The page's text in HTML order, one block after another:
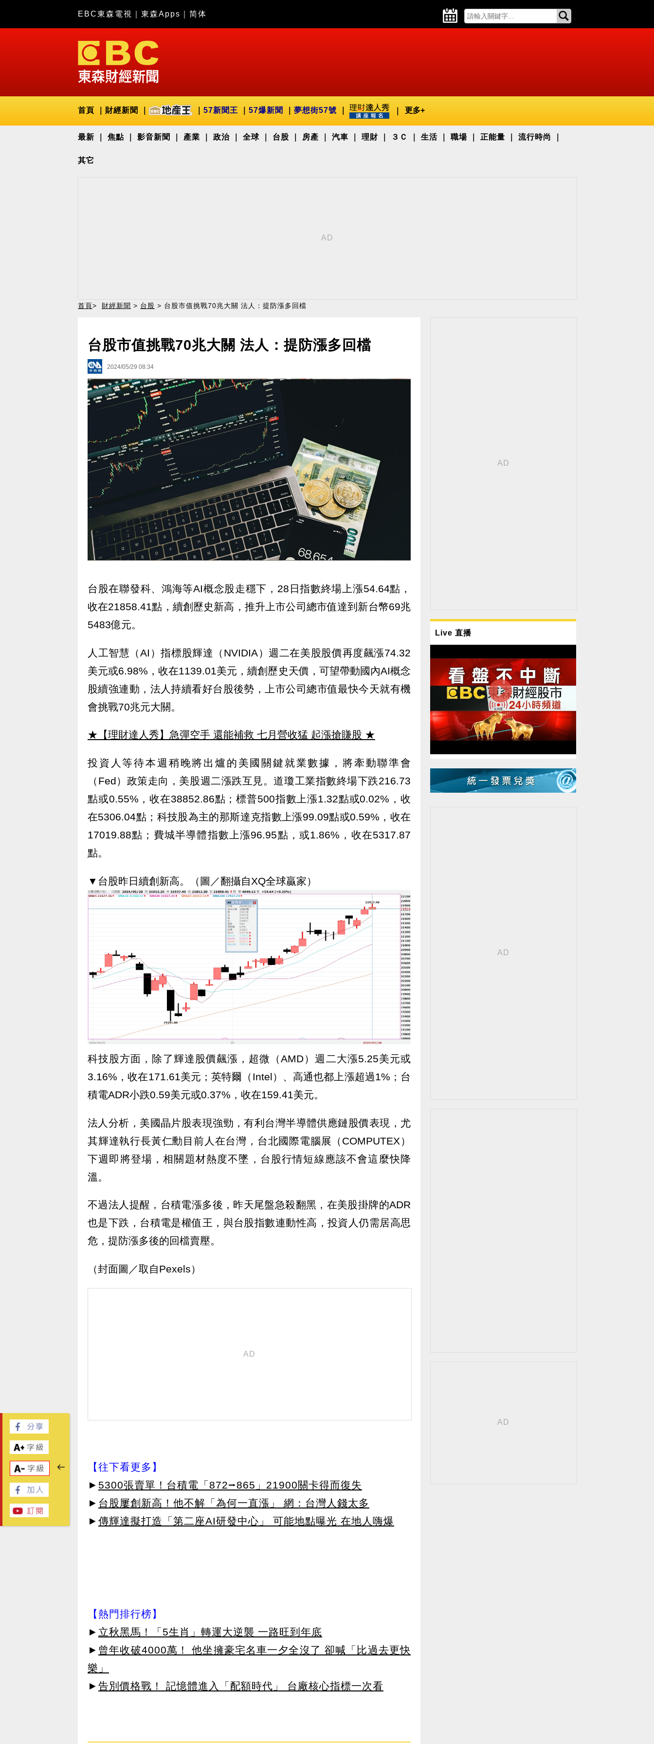
EBC東森電視 東森Apps 简体
首頁 財經新聞 57新聞王 57爆新聞 夢想街57號 更多+
最新 焦點 影音新聞 產業 政治 全球 台股 房產 汽車 理財 ３Ｃ 生活 職場 正能量 流行時尚
其它
首頁> 財經新聞 > 台股 > 台股市值挑戰70兆大關 法人：提防漲多回檔
台股市值挑戰70兆大關 法人：提防漲多回檔
2024/05/29 08:34
台股在聯發科、鴻海等AI概念股走穩下，28日指數終場上漲54.64點，
收在21858.41點，續創歷史新高，推升上市公司總市值達到新台幣69兆
5483億元。
人工智慧（AI）指標股輝達（NVIDIA）週二在美股股價再度飆漲74.32
美元或6.98%，收在1139.01美元，續創歷史天價，可望帶動國內AI概念
股續強連動，法人持續看好台股後勢，上市公司總市值最快今天就有機
會挑戰70兆元大關。
★【理財達人秀】急彈空手 還能補救 七月營收猛 起漲搶賺股 ★
投資人等待本週稍晚將出爐的美國關鍵就業數據，將牽動聯準會
（Fed）政策走向，美股週二漲跌互見。道瓊工業指數終場下跌216.73
點或0.55%，收在38852.86點；標普500指數上漲1.32點或0.02%，收
在5306.04點；科技股為主的那斯達克指數上漲99.09點或0.59%，收在
17019.88點；費城半導體指數上漲96.95點，或1.86%，收在5317.87
點。
▼台股昨日續創新高。（圖／翻攝自XQ全球贏家）
科技股方面，除了輝達股價飆漲，超微（AMD）週二大漲5.25美元或
3.16%，收在171.61美元；英特爾（Intel）、高通也都上漲超過1%；台
積電ADR小跌0.59美元或0.37%，收在159.41美元。
法人分析，美國晶片股表現強勁，有利台灣半導體供應鏈股價表現，尤
其輝達執行長黃仁勳目前人在台灣，台北國際電腦展（COMPUTEX）
下週即將登場，相關題材熱度不墜，台股行情短線應該不會這麼快降
溫。
不過法人提醒，台積電漲多後，昨天尾盤急殺翻黑，在美股掛牌的ADR
也是下跌，台積電是權值王，與台股指數連動性高，投資人仍需居高思
危，提防漲多後的回檔賣壓。
（封面圖／取自Pexels）
【往下看更多】
► 5300張賣單！台積電「872⭢865」21900關卡得而復失
► 台股屢創新高！他不解「為何一直漲」 網：台灣人錢太多
► 傳輝達擬打造「第二座AI研發中心」 可能地點曝光 在地人嗨爆
【熱門排行榜】
► 立秋黑馬！「5生肖」轉運大逆襲 一路旺到年底
► 曾年收破4000萬！ 他坐擁豪宅名車一夕全沒了 卻喊「比過去更快
樂」
► 告別價格戰！ 記憶體進入「配額時代」 台廠核心指標一次看
Live 直播